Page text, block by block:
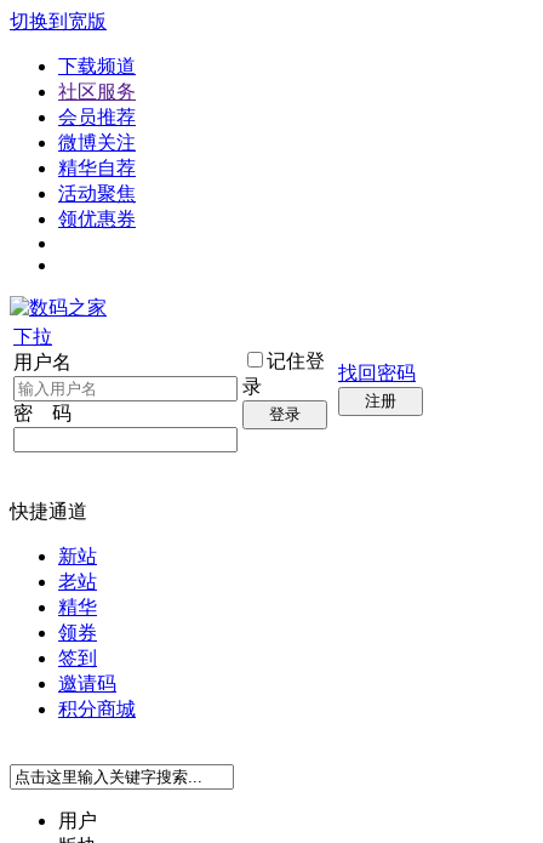
切换到宽版
下载频道
社区服务
会员推荐
微博关注
精华自荐
活动聚焦
领优惠券
下拉
用户名
密 码
记住登
录
登录
找回密码
注册
快捷通道
新站
老站
精华
领券
签到
邀请码
积分商城
用户